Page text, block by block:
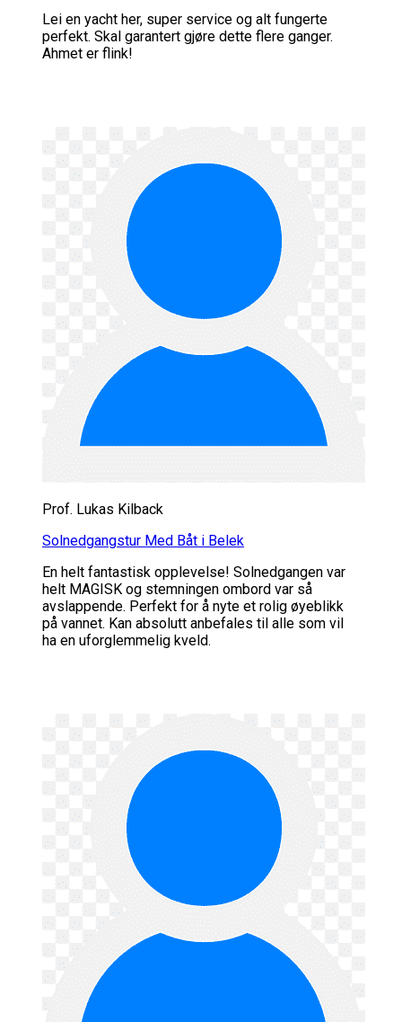
Lei en yacht her, super service og alt fungerte
perfekt. Skal garantert gjøre dette flere ganger.
Ahmet er flink!
Prof. Lukas Kilback
Solnedgangstur Med Båt i Belek
En helt fantastisk opplevelse! Solnedgangen var
helt MAGISK og stemningen ombord var så
avslappende. Perfekt for å nyte et rolig øyeblikk
på vannet. Kan absolutt anbefales til alle som vil
ha en uforglemmelig kveld.